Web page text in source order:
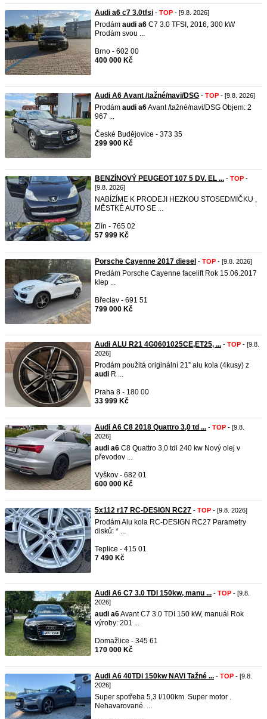
Audi a6 c7 3.0tfsi - TOP - [9.8. 2026]
Prodám audi a6 C7 3.0 TFSI, 2016, 300 kW
Prodám svou ...
Brno - 602 00
400 000 Kč
Audi A6 Avant /tažné/navi/DSG - TOP - [9.8. 2026]
Prodám audi a6Avant /tažné/navi/DSG Objem: 2
967 ...
České Budějovice - 373 35
299 900 Kč
BENZÍNOVÝ PEUGEOT 107 5 DV. EL ... - TOP -
[9.8. 2026]
NABÍZÍME K PRODEJI HEZKOU STOSEDMIČKU ,
MĚSTKÉ AUTO SE ...
Zlín - 765 02
57 999 Kč
Porsche Cayenne 2017 diesel - TOP - [9.8. 2026]
Predám Porsche Cayenne facelift Rok 15.06.2017
klep ...
Břeclav - 691 51
799 000 Kč
Audi ALU R21 4G0601025CE,ET25, ... - TOP - [9.8.
2026]
Prodám použitá originální 21” alu kola (4kusy) z
audi R ...
Praha 8 - 180 00
33 999 Kč
Audi A6 C8 2018 Quattro 3,0 td ... - TOP - [9.8.
2026]
audi a6 C8 Quattro 3,0 tdi 240 kw Nový olej v
převodov ...
Vyškov - 682 01
600 000 Kč
5x112 r17 RC-DESIGN RC27 - TOP - [9.8. 2026]
Prodám Alu kola RC-DESIGN RC27 Parametry
disků: * ...
Teplice - 415 01
7 490 Kč
Audi A6 C7 3.0 TDI 150kw, manu ... - TOP - [9.8.
2026]
audi a6Avant C7 3.0 TDI 150 kW, manuál Rok
výroby: 201 ...
Domažlice - 345 61
170 000 Kč
Audi A6 40TDi 150kw NAVi Tažné ... - TOP - [9.8.
2026]
Super spotřeba 5,3 l/100km. Super motor .
Nehavarované. ...